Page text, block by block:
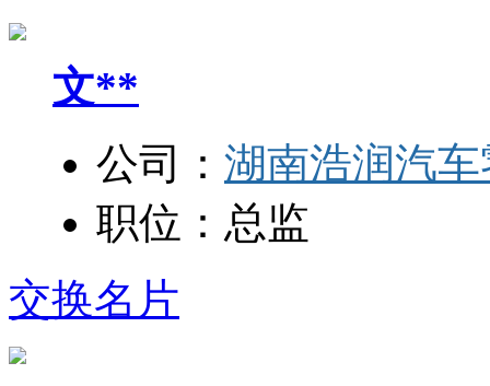
文**
公司： 湖南浩润汽
职位： 总监
交换名片